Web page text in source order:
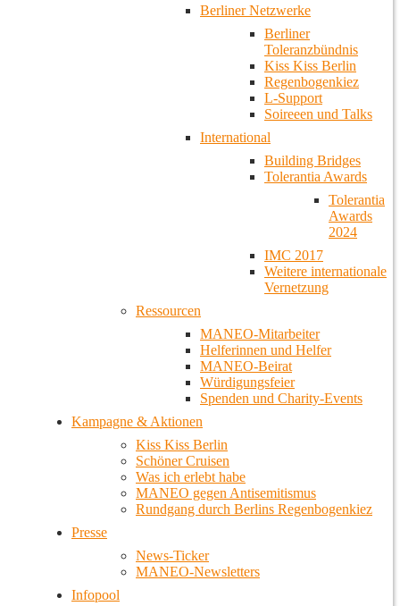
Berliner Netzwerke
Berliner
Toleranzbündnis
Kiss Kiss Berlin
Regenbogenkiez
L-Support
Soireeen und Talks
International
Building Bridges
Tolerantia Awards
Tolerantia
Awards
2024
IMC 2017
Weitere internationale
Vernetzung
Ressourcen
MANEO-Mitarbeiter
Helferinnen und Helfer
MANEO-Beirat
Würdigungsfeier
Spenden und Charity-Events
Kampagne & Aktionen
Kiss Kiss Berlin
Schöner Cruisen
Was ich erlebt habe
MANEO gegen Antisemitismus
Rundgang durch Berlins Regenbogenkiez
Presse
News-Ticker
MANEO-Newsletters
Infopool